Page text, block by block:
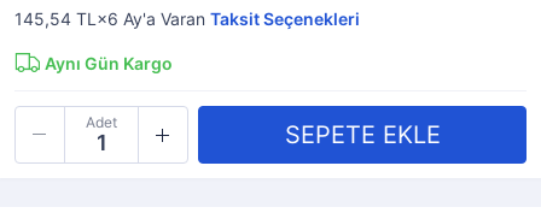
145,54 TL×6 Ay'a Varan Taksit Seçenekleri
Aynı Gün Kargo
Adet